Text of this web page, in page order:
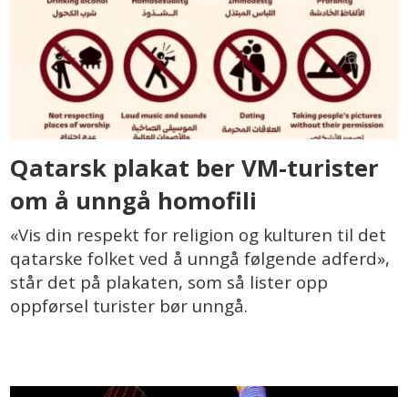
Qatarsk plakat ber VM-turister
om å unngå homofili
«Vis din respekt for religion og kulturen til det
qatarske folket ved å unngå følgende adferd»,
står det på plakaten, som så lister opp
oppførsel turister bør unngå.